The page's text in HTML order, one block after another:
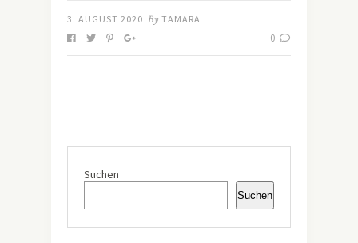
3. AUGUST 2020 By TAMARA
0
Suchen
Suchen